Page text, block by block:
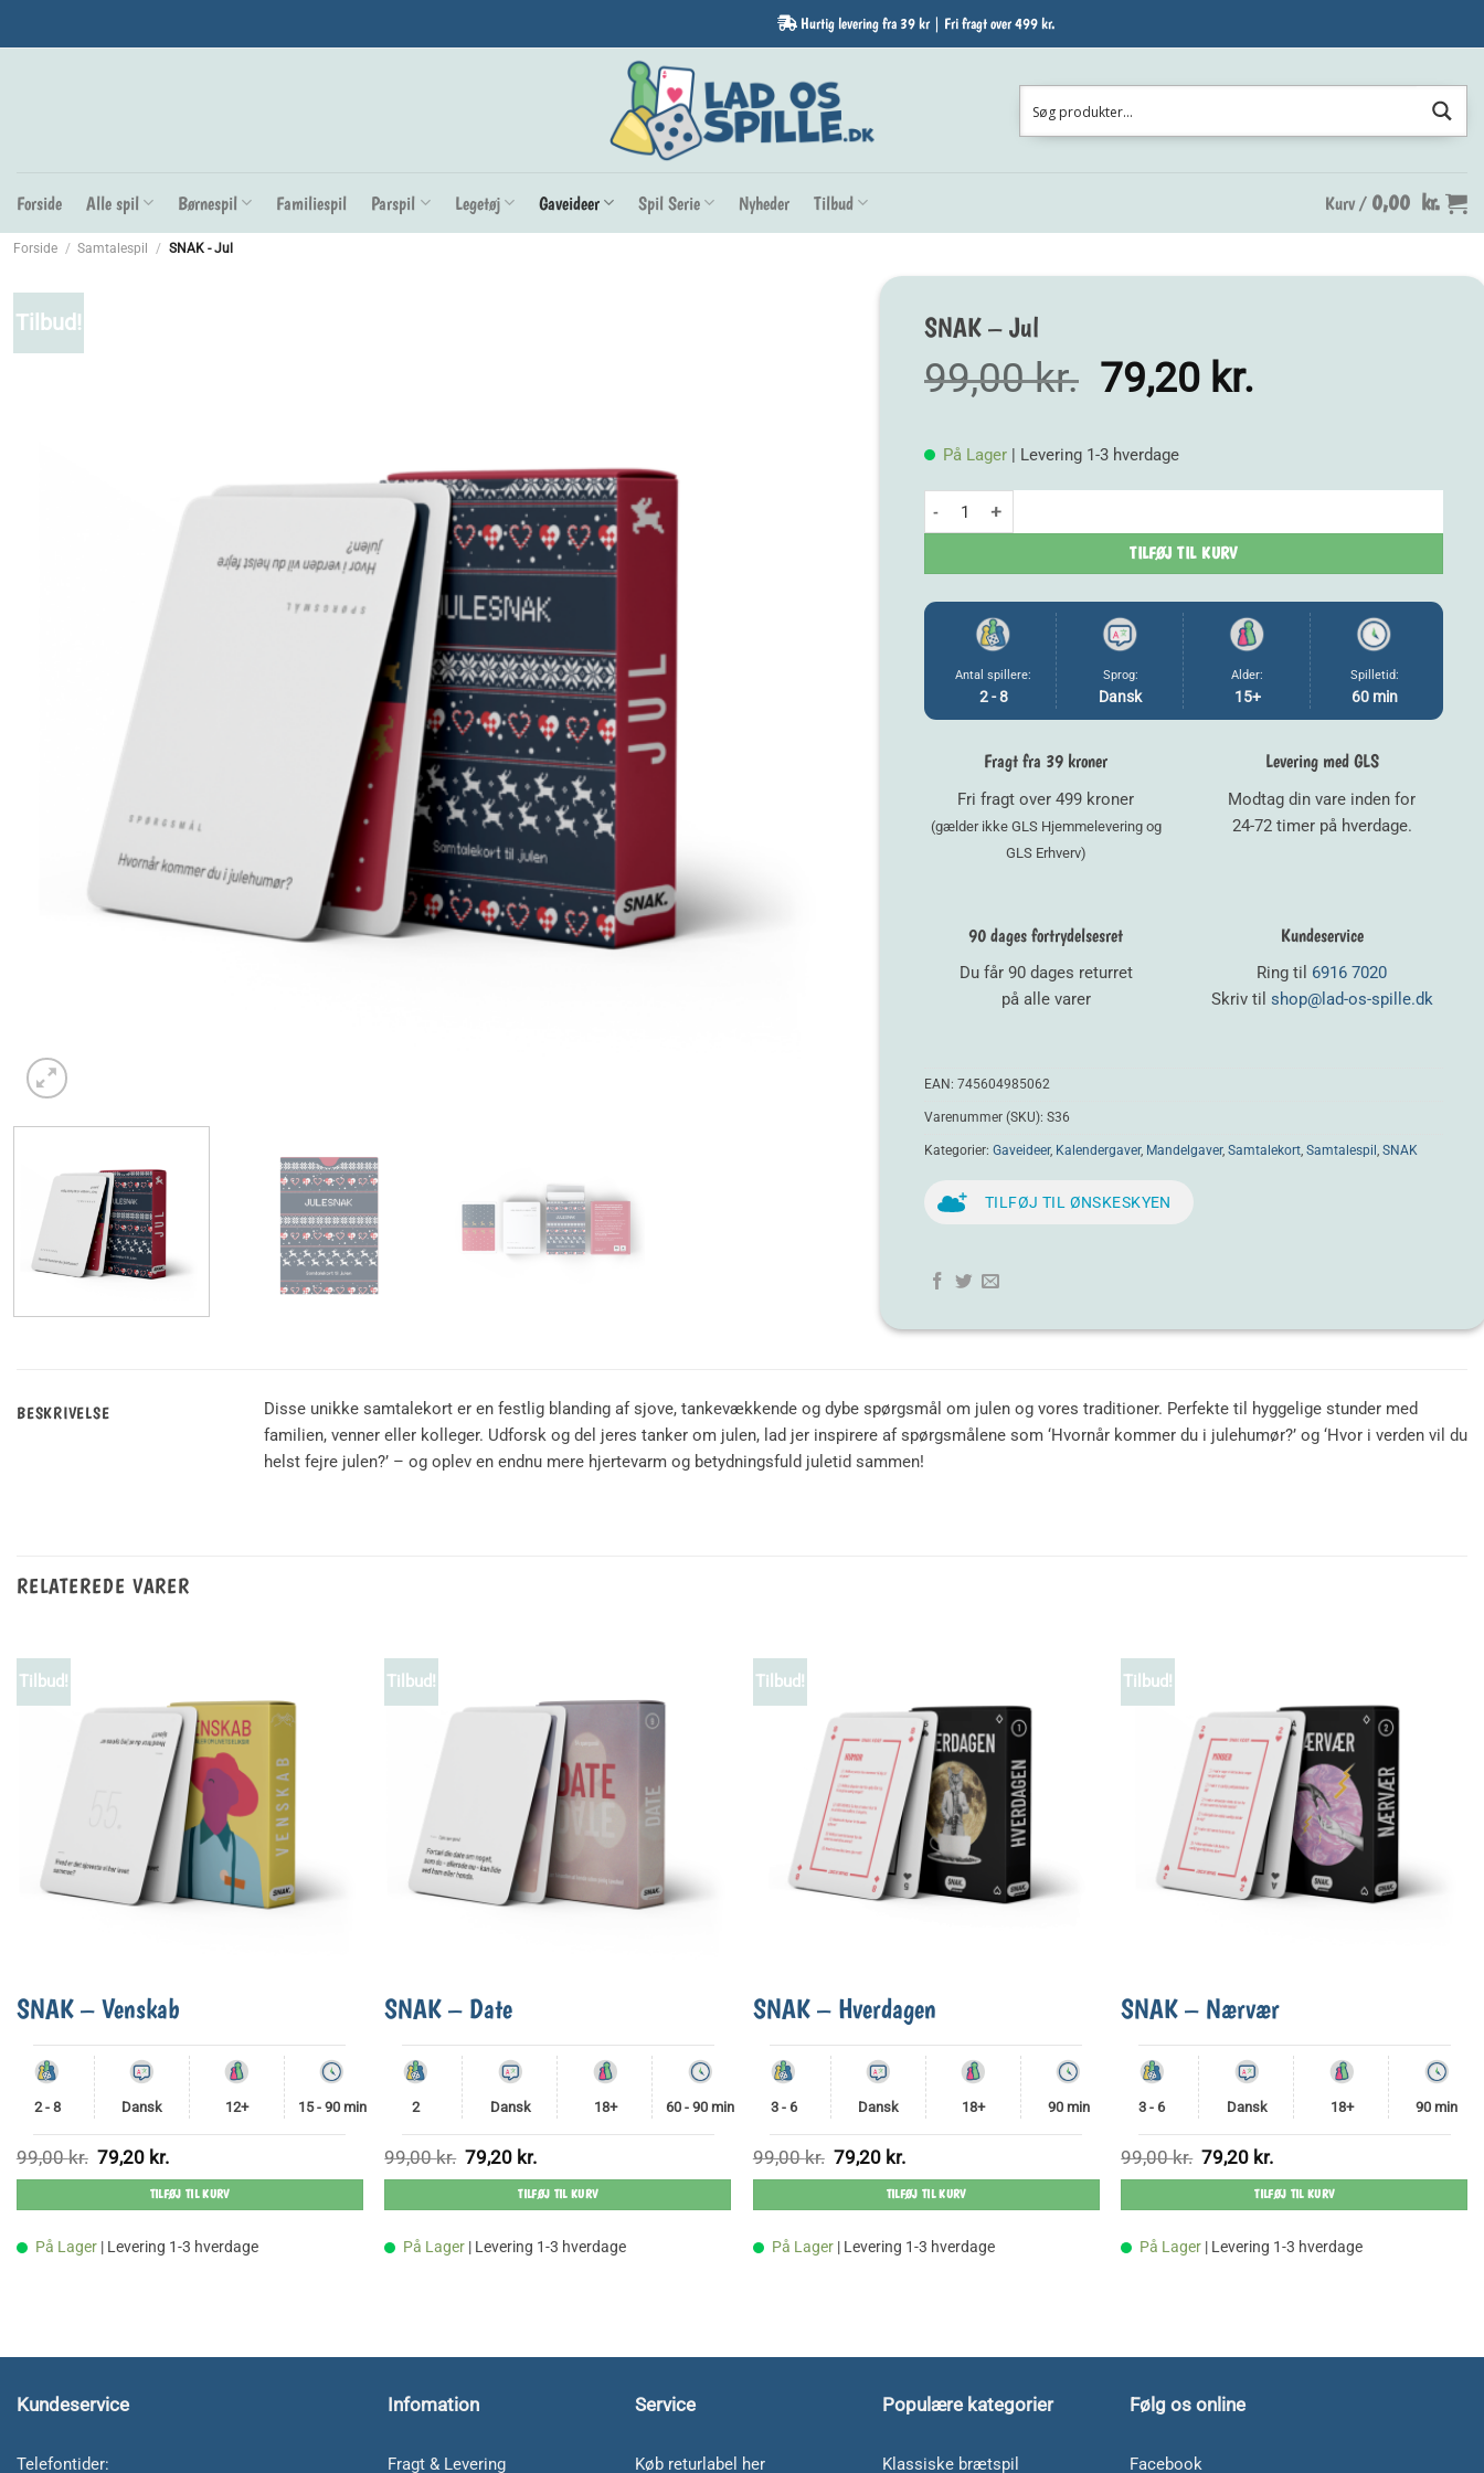
Hurtig levering fra 39 kr | Fri fragt over 499 kr.
Forside Alle spil Børnespil Familiespil Parspil Legetøj Gaveideer Spil Serie Nyheder Tilbud Kurv / 0,00 kr.
Forside / Samtalespil / SNAK - Jul
Tilbud! SNAK – Jul
99,00kr. Den
oprindelige
pris
var:
79,20 kr.
På Lager | Levering 1-3 hverdage
SNAK - Jul antal
TILFØJ TIL KURV
Antal spillere:
2 - 8
Sprog:
Dansk
Alder:
15+
Spilletid:
60 min
Fragt fra 39 kroner
Fri fragt over 499 kroner
(gælder ikke GLS Hjemmelevering og
GLS Erhverv)
Levering med GLS
Modtag din vare inden for
24-72 timer på hverdage.
90 dages fortrydelsesret
Du får 90 dages returret
på alle varer
Kundeservice
Ring til 6916 7020
Skriv til shop@lad-os-spille.dk
EAN: 745604985062
Varenummer (SKU): S36
Kategorier: Gaveideer, Kalendergaver, Mandelgaver, Samtalekort, Samtalespil , SNAK
TILFØJ TIL ØNSKESKYEN
BESKRIVELSE
Disse unikke samtalekort er en festlig blanding af sjove, tankevækkende og dybe spørgsmål om julen og vores traditioner. Perfekte til hyggelige stunder med
familien, venner eller kolleger. Udforsk og del jeres tanker om julen, lad jer inspirere af spørgsmålene som ‘Hvornår kommer du i julehumør?’ og ‘Hvor i verden vil du
helst fejre julen?’ – og oplev en endnu mere hjertevarm og betydningsfuld juletid sammen!
RELATEREDE VARER
Tilbud!
SNAK – Venskab
2 - 8 Dansk 12+ 15 - 90 min
99,00kr. Den
oprindelige
pris
99,00 kr..
79,20 kr.
aktuelle
pris
er:
79,20 kr..
TILFØJ TIL KURV
På Lager | Levering 1-3 hverdage
Tilbud!
SNAK – Date
2 Dansk 18+ 60 - 90 min
99,00kr. Den
oprindelige
pris
99,00 kr..
79,20 kr.
aktuelle
pris
er:
79,20 kr..
TILFØJ TIL KURV
På Lager | Levering 1-3 hverdage
Tilbud!
SNAK – Hverdagen
3 - 6 Dansk 18+ 90 min
99,00kr. Den
oprindelige
pris
99,00 kr..
79,20 kr.
aktuelle
pris
er:
79,20 kr..
TILFØJ TIL KURV
På Lager | Levering 1-3 hverdage
Tilbud!
SNAK – Nærvær
3 - 6 Dansk 18+ 90 min
99,00kr. Den
oprindelige
pris
99,00 kr..
79,20 kr.
aktuelle
pris
er:
79,20 kr..
TILFØJ TIL KURV
På Lager | Levering 1-3 hverdage
Kundeservice
Telefontider:
Infomation
Fragt & Levering
Service
Køb returlabel her
Populære kategorier
Klassiske brætspil
Følg os online
Facebook